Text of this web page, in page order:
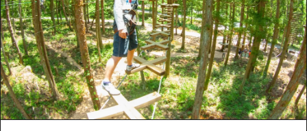
おすすめ
アート
イベント・祭り
グルメ・酒
サイクリング
モデルコース一覧
Dive! Hiroshima 公式ガイド
広島もしもトラベル
あたらしい非日常
スポット・体験
スポット・体験一覧
広島市周辺
安芸
イベント
旬情報